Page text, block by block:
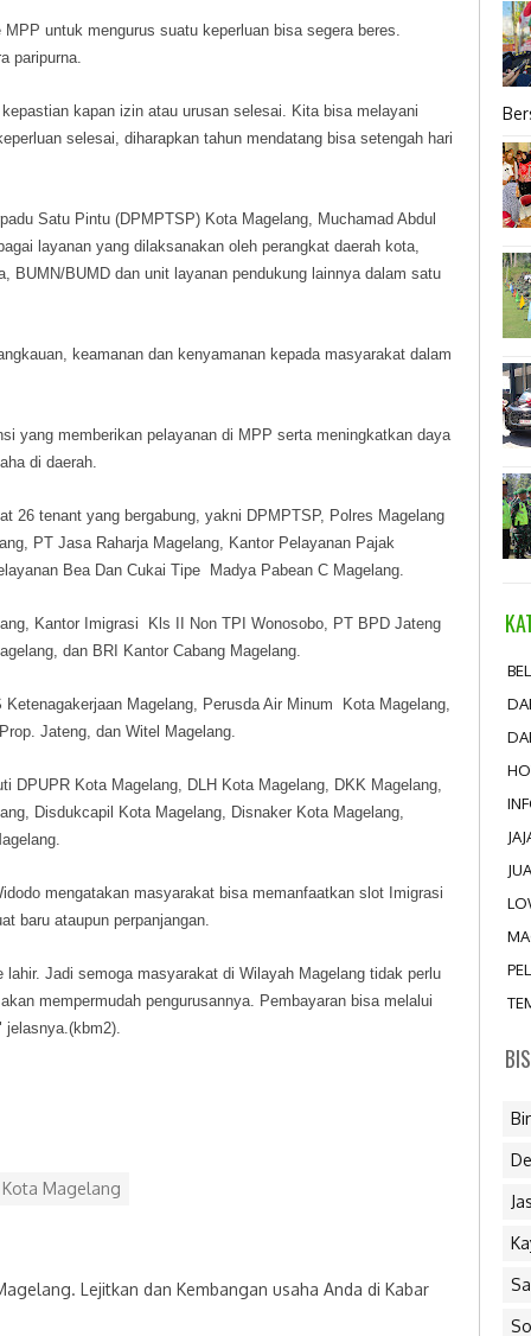
untuk mengurus suatu keperluan bisa segera beres.
paripurna.
kapan izin atau urusan selesai. Kita bisa melayani
selesai, diharapkan tahun mendatang bisa setengah hari
Satu Pintu (DPMPTSP) Kota Magelang, Muchamad Abdul
layanan yang dilaksanakan oleh perangkat daerah kota,
BUMN/BUMD dan unit layanan pendukung lainnya dalam satu
keamanan dan kenyamanan kepada masyarakat dalam
yang memberikan pelayanan di MPP serta meningkatkan daya
di daerah.
26 tenant yang bergabung, yakni DPMPTSP, Polres Magelang
PT Jasa Raharja Magelang, Kantor Pelayanan Pajak
Bea Dan Cukai Tipe Madya Pabean C Magelang.
Kantor Imigrasi Kls II Non TPI Wonosobo, PT BPD Jateng
dan BRI Kantor Cabang Magelang.
Magelang, Perusda Air Minum Kota Magelang,
Jateng, dan Witel Magelang.
DPUPR Kota Magelang, DLH Kota Magelang, DKK Magelang,
Disdukcapil Kota Magelang, Disnaker Kota Magelang,
mengatakan masyarakat bisa memanfaatkan slot Imigrasi
baru ataupun perpanjangan.
Jadi semoga masyarakat di Wilayah Magelang tidak perlu
mempermudah pengurusannya. Pembayaran bisa melalui
jelasnya.(kbm2).
Magelang
Lejitkan dan Kembangan usaha Anda di Kabar